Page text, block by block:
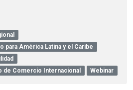
para América Latina y el Caribe
de Comercio Internacional
Webinar